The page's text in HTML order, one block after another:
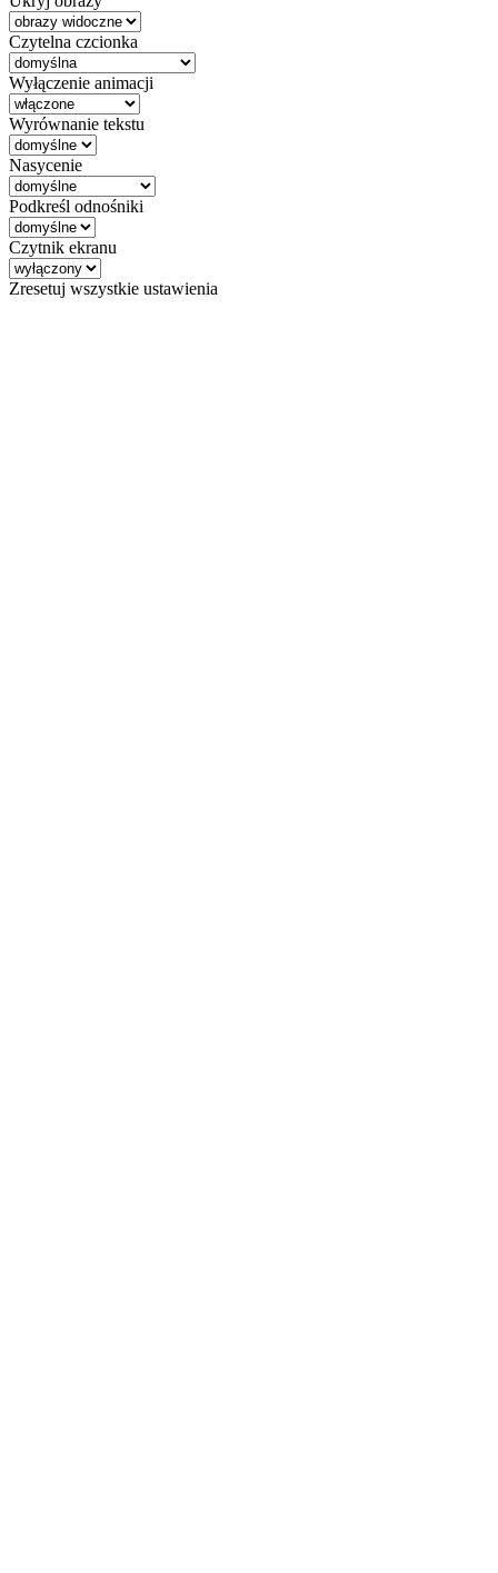
Czytelna czcionka
Wyłączenie animacji
Wyrównanie tekstu
Nasycenie
Podkreśl odnośniki
Czytnik ekranu
Zresetuj wszystkie ustawienia